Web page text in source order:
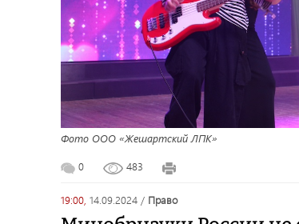
Фото ООО «Жешартский ЛПК»
0 483
19:00, 14.09.2024 / право